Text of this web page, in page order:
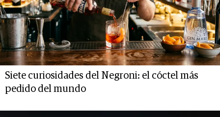
Siete curiosidades del Negroni: el cóctel más
pedido del mundo